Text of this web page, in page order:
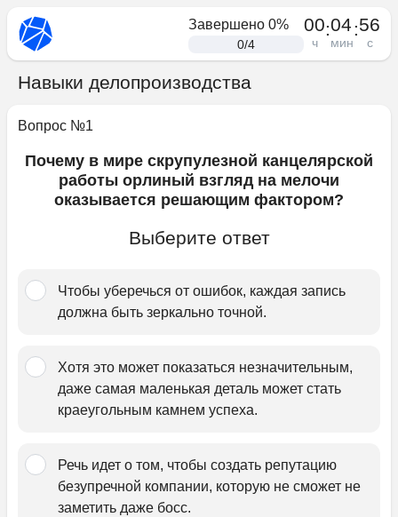
Завершено 0%
0/4
00
ч
:04
мин
:56
с
Навыки делопроизводства
Вопрос №1
Почему в мире скрупулезной канцелярской
работы орлиный взгляд на мелочи
оказывается решающим фактором?
Выберите ответ
Чтобы уберечься от ошибок, каждая запись
должна быть зеркально точной.
Хотя это может показаться незначительным,
даже самая маленькая деталь может стать
краеугольным камнем успеха.
Речь идет о том, чтобы создать репутацию
безупречной компании, которую не сможет не
заметить даже босс.